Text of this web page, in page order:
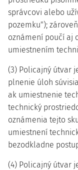
správcovi alebo
pozemku");
oznámení poučí aj
umiestnením
(3) Policajný útvar
plnenie úloh
ak umiestnenie
technický
oznámenia tejto
umiestnení
bezodkladne
(4) Policajný útvar